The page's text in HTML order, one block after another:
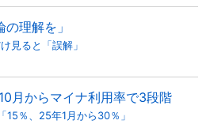
理解を」
見ると「誤解」
月からマイナ利用率で3段階
15％、25年1月から30％」